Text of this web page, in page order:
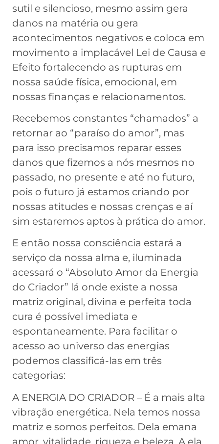
sutil e silencioso, mesmo assim gera
danos na matéria ou gera
acontecimentos negativos e coloca em
movimento a implacável Lei de Causa e
Efeito fortalecendo as rupturas em
nossa saúde física, emocional, em
nossas finanças e relacionamentos.
Recebemos constantes “chamados” a
retornar ao “paraíso do amor”, mas
para isso precisamos reparar esses
danos que fizemos a nós mesmos no
passado, no presente e até no futuro,
pois o futuro já estamos criando por
nossas atitudes e nossas crenças e aí
sim estaremos aptos à prática do amor.
E então nossa consciência estará a
serviço da nossa alma e, iluminada
acessará o “Absoluto Amor da Energia
do Criador” lá onde existe a nossa
matriz original, divina e perfeita toda
cura é possível imediata e
espontaneamente. Para facilitar o
acesso ao universo das energias
podemos classificá-las em três
categorias:
A ENERGIA DO CRIADOR – É a mais alta
vibração energética. Nela temos nossa
matriz e somos perfeitos. Dela emana
amor, vitalidade, riqueza e beleza. A ela